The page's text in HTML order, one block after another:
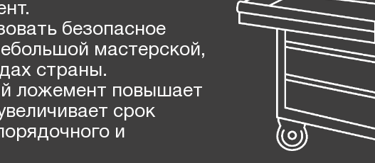
безопасное
мастерской,
страны.
ложемент повышает
срок
и